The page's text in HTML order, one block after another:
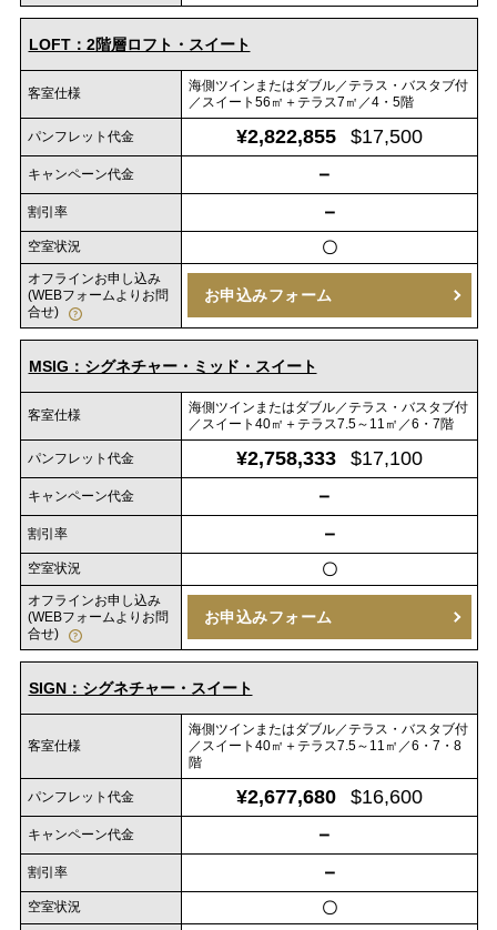
LOFT：2階層ロフト・スイート
客室仕様
海側ツインまたはダブル／テラス・バスタブ付
／スイート56㎡＋テラス7㎡／4・5階
パンフレット代金 ¥2,822,855 $17,500
キャンペーン代金 －
割引率 －
空室状況 〇
オフラインお申し込み
(WEBフォームよりお問
合せ)
お申込みフォーム
MSIG：シグネチャー・ミッド・スイート
客室仕様
海側ツインまたはダブル／テラス・バスタブ付
／スイート40㎡＋テラス7.5～11㎡／6・7階
パンフレット代金 ¥2,758,333 $17,100
キャンペーン代金 －
割引率 －
空室状況 〇
オフラインお申し込み
(WEBフォームよりお問
合せ)
お申込みフォーム
SIGN：シグネチャー・スイート
客室仕様
海側ツインまたはダブル／テラス・バスタブ付
／スイート40㎡＋テラス7.5～11㎡／6・7・8
階
パンフレット代金 ¥2,677,680 $16,600
キャンペーン代金 －
割引率 －
空室状況 〇